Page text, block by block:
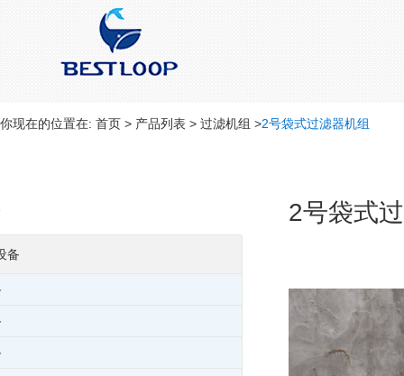
你现在的位置在: 首页 > 产品列表 > 过滤机组 >2号袋式过滤器机组
2号袋式
备